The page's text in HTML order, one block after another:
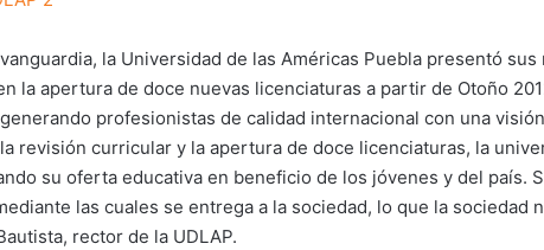
la Universidad de las Américas Puebla presentó
la apertura de doce nuevas licenciaturas a partir de Otoño
profesionistas de calidad internacional con una
revisión curricular y la apertura de doce licenciaturas, la
su oferta educativa en beneficio de los jóvenes y del país.
las cuales se entrega a la sociedad, lo que la sociedad
rector de la UDLAP.